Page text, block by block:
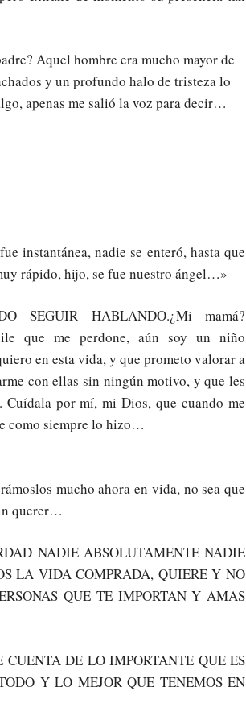
Aquel hombre era mucho mayor de
y un profundo halo de tristeza lo
apenas me salió la voz para decir…
instantánea, nadie se enteró, hasta que
rápido, hijo, se fue nuestro ángel…»
SEGUIR HABLANDO.¿Mi mamá?
dile que me perdone, aún soy un niño
en esta vida, y que prometo valorar a
con ellas sin ningún motivo, y que les
por mí, mi Dios, que cuando me
como siempre lo hizo…
mucho ahora en vida, no sea que
querer…
NADIE ABSOLUTAMENTE NADIE
LA VIDA COMPRADA, QUIERE Y NO
QUE TE IMPORTAN Y AMAS
DE LO IMPORTANTE QUE ES
Y LO MEJOR QUE TENEMOS EN